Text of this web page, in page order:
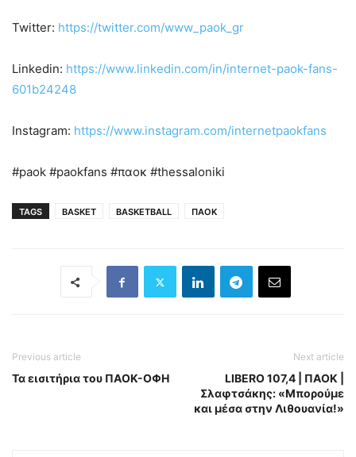
Twitter: https://twitter.com/www_paok_gr
Linkedin: https://www.linkedin.com/in/internet-paok-fans-
601b24248
Instagram: https://www.instagram.com/internetpaokfans
#paok #paokfans #παοκ #thessaloniki
TAGS BASKET BASKETBALL ΠΑΟΚ
Previous article
Τα εισιτήρια του ΠΑΟΚ-ΟΦΗ
Next article
LIBERO 107,4 | ΠΑΟΚ |
Σλαφτσάκης: «Μπορούμε
και μέσα στην Λιθουανία!»